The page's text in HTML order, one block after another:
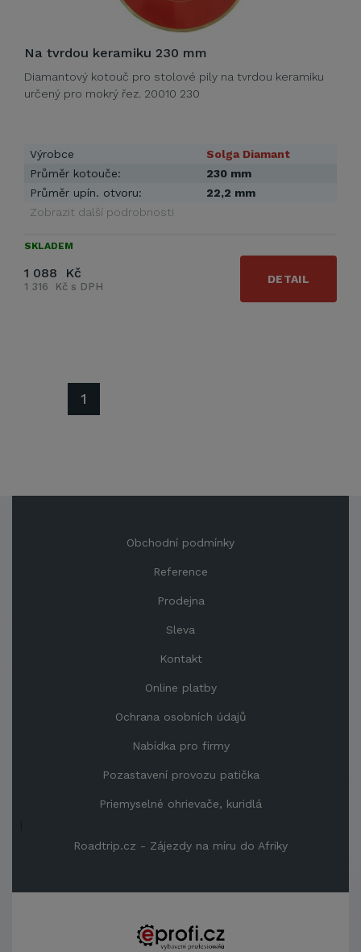
Na tvrdou keramiku 230 mm
Diamantový kotouč pro stolové pily na tvrdou keramiku
určený pro mokrý řez. 20010 230
Výrobce
Solga Diamant
Průměr kotouče:
230 mm
Průměr upín. otvoru:
22,2 mm
Zobrazit další podrobnosti
SKLADEM
1 088 Kč
1 316 Kč s DPH
DETAIL
1
Obchodní podmínky
Reference
Prodejna
Sleva
Kontakt
Online platby
Ochrana osobních údajů
Nabídka pro firmy
Pozastavení provozu patička
Priemyselné ohrievače, kuridlá
Roadtrip.cz - Zájezdy na míru do Afriky